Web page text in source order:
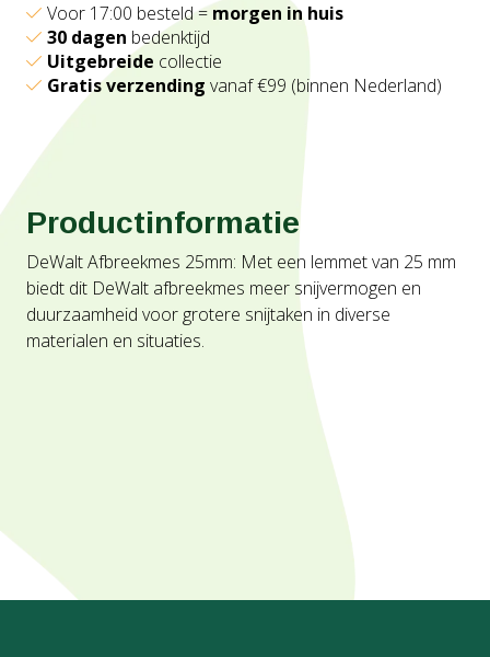
Voor 17:00 besteld = morgen in huis
30 dagen bedenktijd
Uitgebreide collectie
Gratis verzending vanaf €99 (binnen Nederland)
Productinformatie
DeWalt Afbreekmes 25mm: Met een lemmet van 25 mm
biedt dit DeWalt afbreekmes meer snijvermogen en
duurzaamheid voor grotere snijtaken in diverse
materialen en situaties.